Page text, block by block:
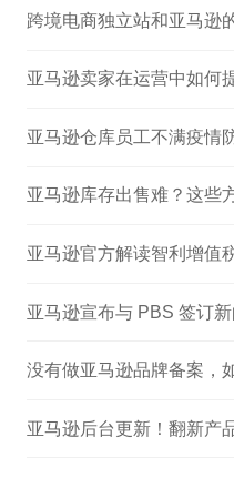
跨境电商独立站和亚马逊
亚马逊卖家在运营中如何
亚马逊库存出售难？这些
亚马逊官方解读智利增值
没有做亚马逊品牌备案，
亚马逊后台更新！翻新产